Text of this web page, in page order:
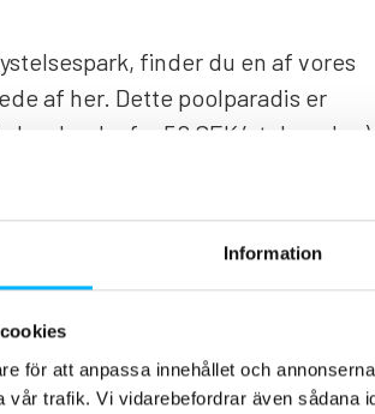
Information
för att anpassa innehållet och
vår trafik. Vi vidarebefordrar även sådana
finder du en af vores
af her. Dette poolparadis er
booke for 50 SEK/stol pr. dag).
det, er der en stor, grøn
kan sidde med en bog eller bare
vi en lavvandet og behageligt
svømme sikkert, plaske rundt og
er det perfekte sted for familier at
svømmetur og skabe